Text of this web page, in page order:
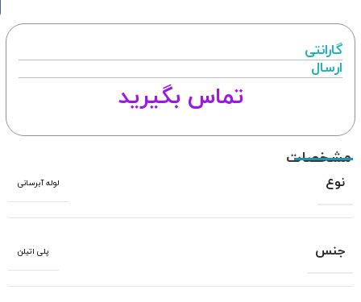
گارانتی
ارسال
تماس بگیرید
مشخصات
نوع لوله آبرسانی
جنس پلی اتیلن